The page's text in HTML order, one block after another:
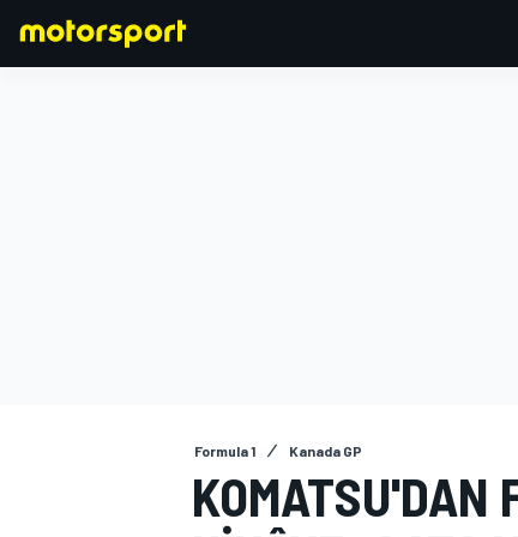
Formula 1 Kanada GP
KOMATSU'DAN